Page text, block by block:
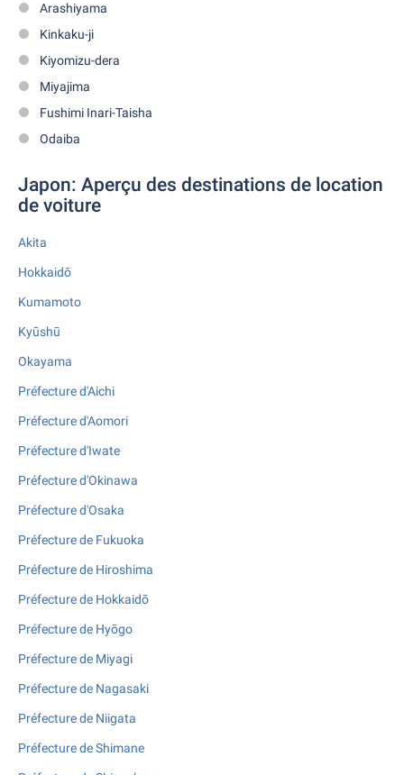
Arashiyama
Kinkaku-ji
Kiyomizu-dera
Miyajima
Fushimi Inari-Taisha
Odaiba
Japon: Aperçu des destinations de location
de voiture
Akita
Hokkaidō
Kumamoto
Kyūshū
Okayama
Préfecture d'Aichi
Préfecture d'Aomori
Préfecture d'Iwate
Préfecture d'Okinawa
Préfecture d'Osaka
Préfecture de Fukuoka
Préfecture de Hiroshima
Préfecture de Hokkaidō
Préfecture de Hyōgo
Préfecture de Miyagi
Préfecture de Nagasaki
Préfecture de Niigata
Préfecture de Shimane